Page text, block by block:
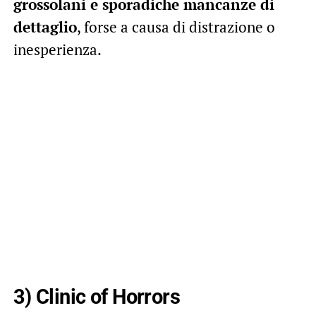
dettaglio, forse a causa di distrazione o
inesperienza.
3) Clinic of Horrors